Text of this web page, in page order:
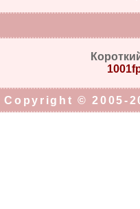
Copyright © 2005-